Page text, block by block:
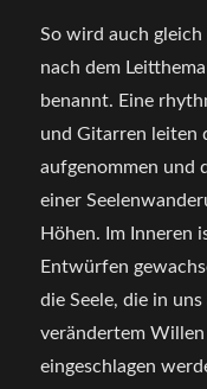
So wird auch gleich
nach dem
benannt. Eine
und Gitarren leiten
aufgenommen und
einer
Höhen. Im Inneren
Entwürfen
die Seele, die in
verändertem
eingeschlagen